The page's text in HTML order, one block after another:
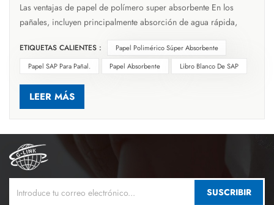
Las ventajas de papel de polímero super absorbente En los
pañales, incluyen principalmente absorción de agua rápida,
Primero, la absorción de agua rápida es una de las ventajas
importantes de Papel de savia para pañales. La estructura de los
conductora, una capa absorbente y una capa inferior. El
polímero absorbente en la capa de absorción (como el
por lo tanto, reducir la incomodidad.2. Secondly, la gran
capacidad de succión es también una de las ventajas de Libro
blanco de savia. Los materiales de polímero con alta absorción
de agua, como el polímero de San Da Ya, pueden garantizar
ETIQUETAS CALIENTES :
Papel Polimérico Súper Absorbente
Papel SAP Para Pañal.
Papel Absorbente Libro Blanco De SAP
LEER MÁS
SUSCRIBIR